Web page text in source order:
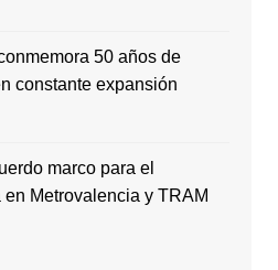
50 años de
constante expansión
marco para el
Metrovalencia y TRAM